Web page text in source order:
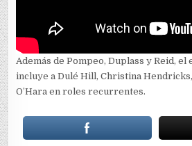
Además de Pompeo, Duplass y Reid, el
incluye a Dulé Hill, Christina
O’Hara en roles recurrentes.